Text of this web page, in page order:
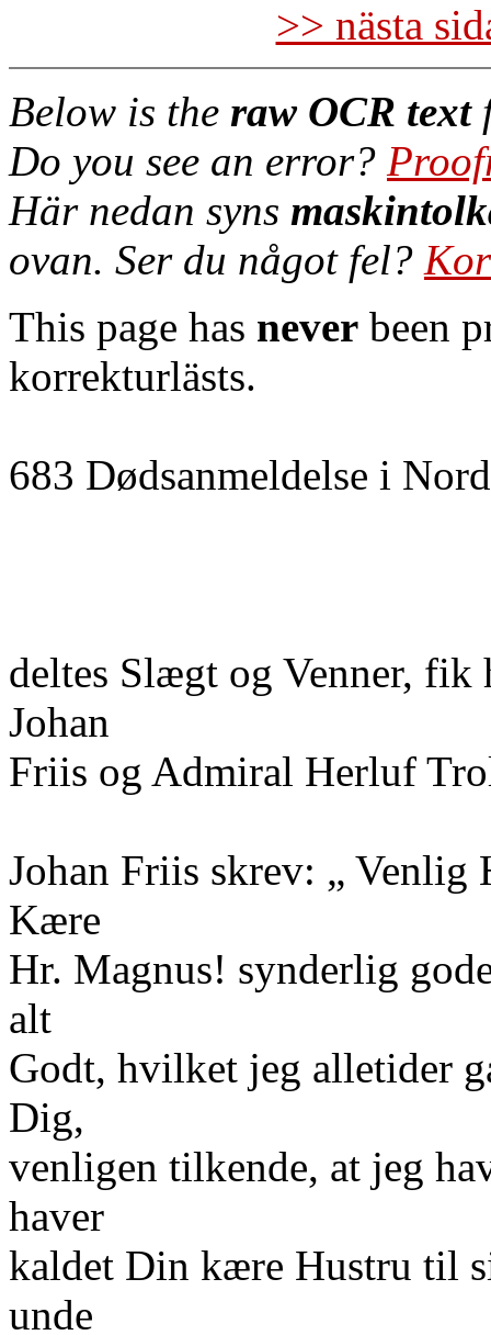
>> nästa
Below is the raw OCR text
Do you see an error?
Här nedan syns
ovan. Ser du något fel?
This page has never been
korrekturlästs.
683 Dødsanmeldelse i
deltes Slægt og Venner, fik
Johan
Friis og Admiral Herluf
Johan Friis skrev: „
Kære
Hr. Magnus! synderlig
alt
Godt, hvilket jeg alletider
Dig,
venligen tilkende, at jeg
haver
kaldet Din kære Hustru til
unde